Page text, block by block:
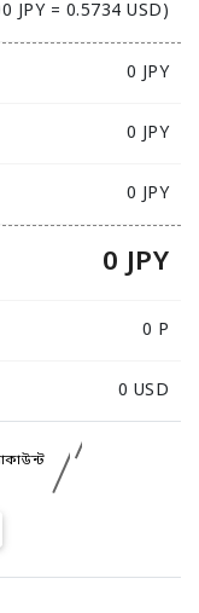
JPY = 0.5734 USD)
0 JPY
0 JPY
0 JPY
0 JPY
0 P
0 USD